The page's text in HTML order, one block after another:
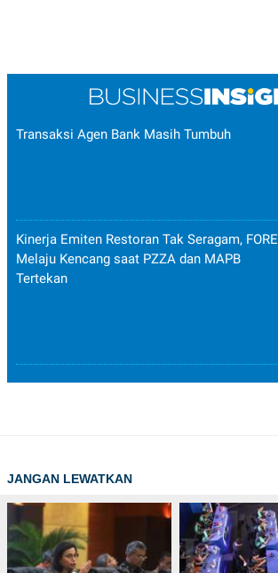
Transaksi Agen Bank Masih Tumbuh
Kinerja Emiten Restoran Tak Seragam, FORE
Melaju Kencang saat PZZA dan MAPB
Tertekan
JANGAN LEWATKAN